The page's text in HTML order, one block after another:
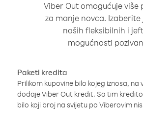
Viber Out omogućuje više
za manje novca. Izaberite
naših fleksibilnih i
mogućnosti
Paketi kredita
Prilikom kupovine bilo kojeg iznosa, na
dodaje Viber Out kredit. Sa tim
bilo koji broj na svijetu po Viberovim